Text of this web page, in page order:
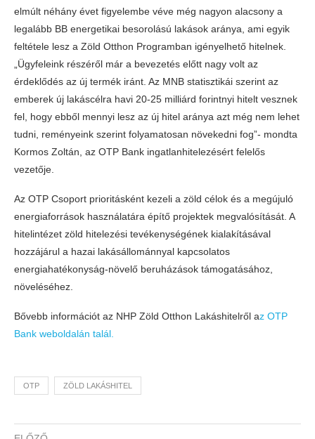
elmúlt néhány évet figyelembe véve még nagyon alacsony a
legalább BB energetikai besorolású lakások aránya, ami egyik
feltétele lesz a Zöld Otthon Programban igényelhető hitelnek.
„Ügyfeleink részéről már a bevezetés előtt nagy volt az
érdeklődés az új termék iránt. Az MNB statisztikái szerint az
emberek új lakáscélra havi 20-25 milliárd forintnyi hitelt vesznek
fel, hogy ebből mennyi lesz az új hitel aránya azt még nem lehet
tudni, reményeink szerint folyamatosan növekedni fog”- mondta
Kormos Zoltán, az OTP Bank ingatlanhitelezésért felelős
vezetője.
Az OTP Csoport prioritásként kezeli a zöld célok és a megújuló
energiaforrások használatára építő projektek megvalósítását. A
hitelintézet zöld hitelezési tevékenységének kialakításával
hozzájárul a hazai lakásállománnyal kapcsolatos
energiahatékonyság-növelő beruházások támogatásához,
növeléséhez.
Bővebb információt az NHP Zöld Otthon Lakáshitelről az OTP
Bank weboldalán talál.
OTP ZÖLD LAKÁSHITEL